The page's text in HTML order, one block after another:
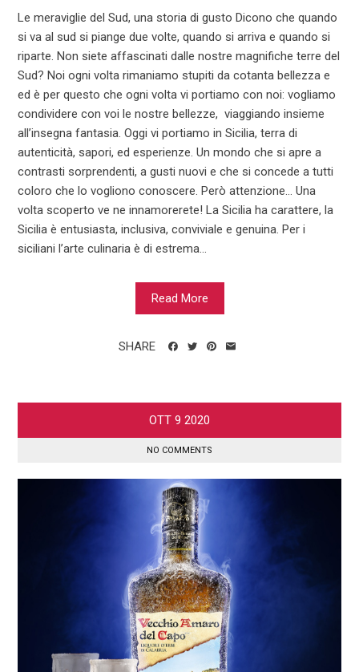
Le meraviglie del Sud, una storia di gusto Dicono che quando
si va al sud si piange due volte, quando si arriva e quando si
riparte. Non siete affascinati dalle nostre magnifiche terre del
Sud? Noi ogni volta rimaniamo stupiti da cotanta bellezza e
ed è per questo che ogni volta vi portiamo con noi: vogliamo
condividere con voi le nostre bellezze, viaggiando insieme
all’insegna fantasia. Oggi vi portiamo in Sicilia, terra di
autenticità, sapori, ed esperienze. Un mondo che si apre a
contrasti sorprendenti, a gusti nuovi e che si concede a tutti
coloro che lo vogliono conoscere. Però attenzione… Una
volta scoperto ve ne innamorerete! La Sicilia ha carattere, la
Sicilia è entusiasta, inclusiva, conviviale e genuina. Per i
siciliani l’arte culinaria è di estrema...
Read More
SHARE
OTT 9 2020
NO COMMENTS